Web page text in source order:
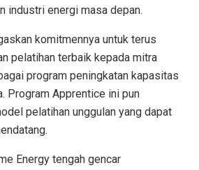
industri energi masa depan.
komitmennya untuk terus
pelatihan terbaik kepada mitra
program peningkatan kapasitas
Program Apprentice ini pun
pelatihan unggulan yang dapat
Energy tengah gencar